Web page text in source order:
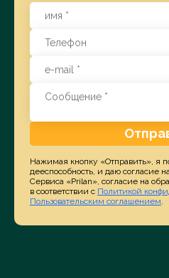
Нажимая кнопку «Отправить», я
дееспособность, и даю согласие
Сервиса «Prilan», согласие на
в соответствии с Политикой
Пользовательским соглашением.